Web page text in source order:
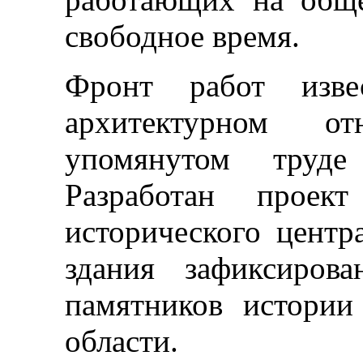
свободное время.
Фронт работ
архитектурном
упомянутом
Разработан
исторического
здания
памятников
области.